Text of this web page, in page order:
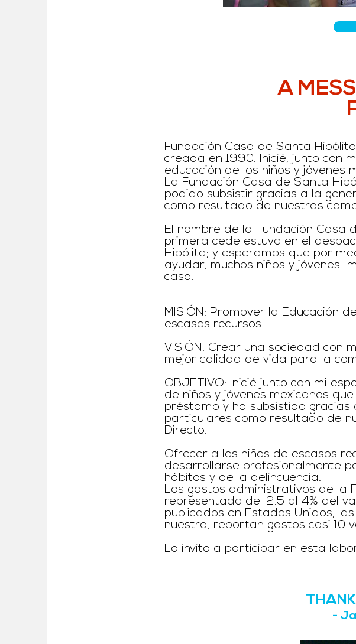
A
Fundación Casa de Santa
creada en 1990. Inicié, junto con
educación de los niños y jóvenes
La Fundación Casa de Santa
podido subsistir gracias a la
como resultado de nuestras
El nombre de la Fundación Casa
primera cede estuvo en el
Hipólita; y esperamos que por
ayudar, muchos niños y jóvenes
casa.
MISIÓN: Promover la Educación
escasos recursos.
VISIÓN: Crear una sociedad con
mejor calidad de vida para la
OBJETIVO: Inicié junto con mi
de niños y jóvenes mexicanos
préstamo y ha subsistido
particulares como resultado de
Directo.
Ofrecer a los niños de escasos
desarrollarse profesionalmente
hábitos y de la delincuencia.
Los gastos administrativos de la
representado del 2.5 al 4% del
publicados en Estados Unidos,
nuestra, reportan gastos casi 10
Lo invito a participar en esta
-